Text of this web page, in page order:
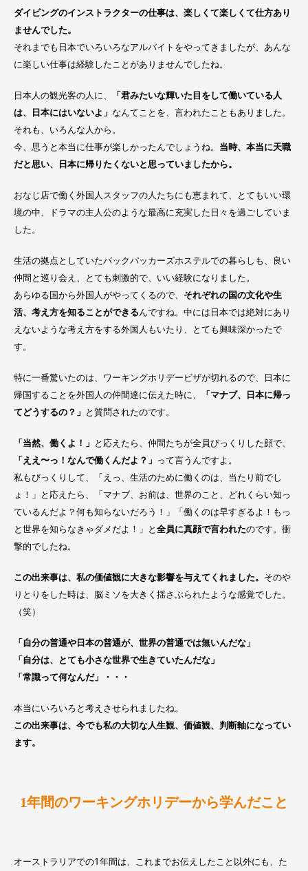
ダイビングのインストラクターの仕事は、楽しくて楽しくて仕方あり
ませんでした。
それまでも日本でいろいろなアルバイトをやってきましたが、あんな
に楽しい仕事は経験したことがありませんでしたね。
日本人の観光客の人に、
「君みたいな輝いた目をして働いている人
は、日本にはいないよ」 なんてことを、言われたこともありました。
それも、いろんな人から。
今、思うと本当に仕事が楽しかったんでしょうね。 当時、本当に天職
だと思い、日本に帰りたくないと思っていましたから。
おなじ店で働く外国人スタッフの人たちにも恵まれて、とてもいい環
境の中、ドラマの主人公のような最高に充実した日々を過ごしていま
した。
生活の拠点としていたバックパッカーズホステルでの暮らしも、良い
仲間と巡り会え、とても刺激的で、いい経験になりました。
あらゆる国から外国人がやってくるので、 それぞれの国の文化や生
活、考え方を知ることができるんですね。中には日本では絶対にあり
えないような考え方をする外国人もいたり、とても興味深かったで
す。
特に一番驚いたのは、ワーキングホリデービザが切れるので、日本に
帰国することを外国人の仲間達に伝えた時に、
「マナブ、日本に帰っ
てどうするの？」 と質問されたのです。
「当然、働くよ！」 と応えたら、仲間たちが全員びっくりした顔で、
「ええ〜っ！なんで働くんだよ？」 って言うんですよ。
私もびっくりして、「えっ、生活のために働くのは、当たり前でし
ょ！」と応えたら、「マナブ、お前は、世界のこと、どれくらい知っ
ているんだよ？何も知らないだろう！」「働くのは早すぎるよ！もっ
と世界を知らなきゃダメだよ！」と全員に真顔で言われたのです。衝
撃的でしたね。
この出来事は、私の価値観に大きな影響を与えてくれました。 そのや
りとりをした時は、脳ミソを大きく揺さぶられたような感覚でした。
（笑）
「自分の普通や日本の普通が、世界の普通では無いんだな」
「自分は、とても小さな世界で生きていたんだな」
「常識って何なんだ」・・・
本当にいろいろと考えさせられましたね。
この出来事は、今でも私の大切な人生観、価値観、判断軸になってい
ます。
1年間のワーキングホリデーから学んだこと
オーストラリアでの1年間は、これまでお伝えしたこと以外にも、た